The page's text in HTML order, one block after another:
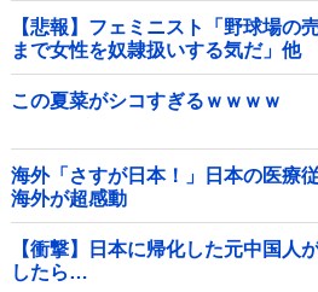
【悲報】フェミニスト「野球場の
まで女性を奴隷扱いする気だ」他
この夏菜がシコすぎるｗｗｗｗ
海外「さすが日本！」日本の医療
海外が超感動
【衝撃】日本に帰化した元中国人
したら…